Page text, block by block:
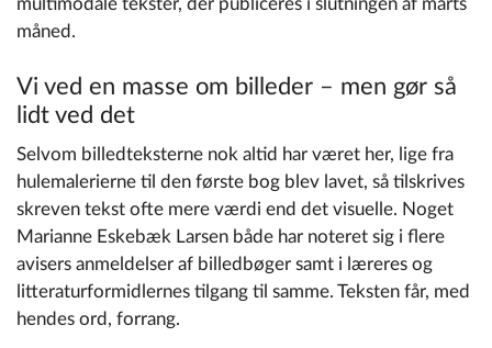
multimodale tekster, der publiceres i slutningen af marts
måned.
Vi ved en masse om billeder – men gør så
lidt ved det
Selvom billedteksterne nok altid har været her, lige fra
hulemalerierne til den første bog blev lavet, så tilskrives
skreven tekst ofte mere værdi end det visuelle. Noget
Marianne Eskebæk Larsen både har noteret sig i flere
avisers anmeldelser af billedbøger samt i læreres og
litteraturformidlernes tilgang til samme. Teksten får, med
hendes ord, forrang.